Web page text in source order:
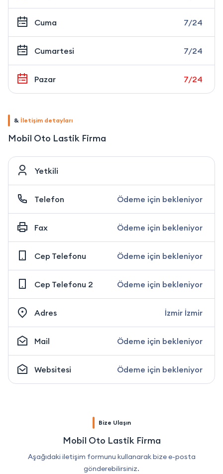
Cuma 7/24
Cumartesi 7/24
Pazar 7/24
& İletişim detayları
Mobil Oto Lastik Firma
Yetkili
Telefon Ödeme için bekleniyor
Fax Ödeme için bekleniyor
Cep Telefonu Ödeme için bekleniyor
Cep Telefonu 2 Ödeme için bekleniyor
Adres İzmir İzmir
Mail Ödeme için bekleniyor
Websitesi Ödeme için bekleniyor
Bize Ulaşın
Mobil Oto Lastik Firma
Aşağıdaki iletişim formunu kullanarak bize e-posta
gönderebilirsiniz.